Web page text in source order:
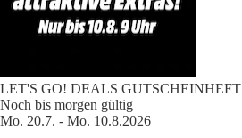
LET'S GO! DEALS GUTSCHEINHEFT
Noch bis morgen gültig
Mo. 20.7. - Mo. 10.8.2026